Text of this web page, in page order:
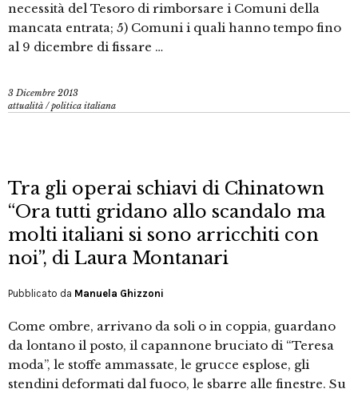
necessità del Tesoro di rimborsare i Comuni della
mancata entrata; 5) Comuni i quali hanno tempo fino
al 9 dicembre di fissare …
3 Dicembre 2013
attualità /politica italiana
Tra gli operai schiavi di Chinatown
“Ora tutti gridano allo scandalo ma
molti italiani si sono arricchiti con
noi”, di Laura Montanari
Pubblicato da Manuela Ghizzoni
Come ombre, arrivano da soli o in coppia, guardano
da lontano il posto, il capannone bruciato di “Teresa
moda”, le stoffe ammassate, le grucce esplose, gli
stendini deformati dal fuoco, le sbarre alle finestre. Su